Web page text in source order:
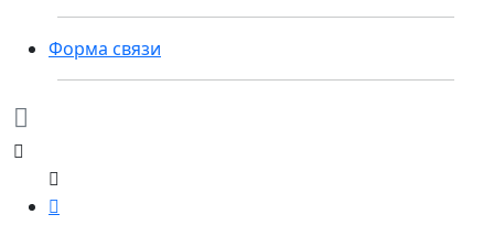
Форма связи